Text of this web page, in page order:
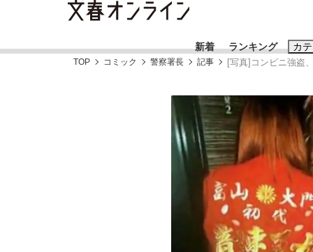
新着 ランキング カ
おすすめの
#藤田晋
#三
#玉木雄一郎
TOP コミック 警察署長 記事 [写真]コンビニ強盗